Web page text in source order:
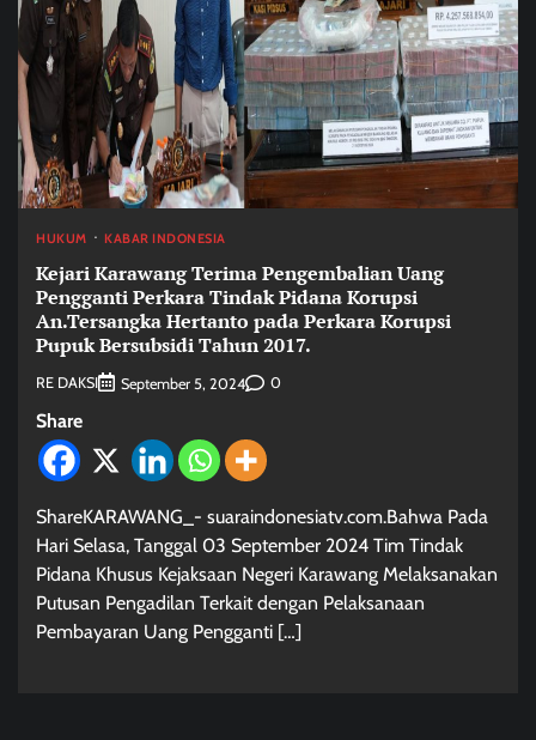
HUKUM KABAR INDONESIA
Kejari Karawang Terima Pengembalian Uang
Pengganti Perkara Tindak Pidana Korupsi
An.Tersangka Hertanto pada Perkara Korupsi
Pupuk Bersubsidi Tahun 2017.
RE DAKSI September 5, 2024 0
Share
ShareKARAWANG_- suaraindonesiatv.com.Bahwa Pada
Hari Selasa, Tanggal 03 September 2024 Tim Tindak
Pidana Khusus Kejaksaan Negeri Karawang Melaksanakan
Putusan Pengadilan Terkait dengan Pelaksanaan
Pembayaran Uang Pengganti […]